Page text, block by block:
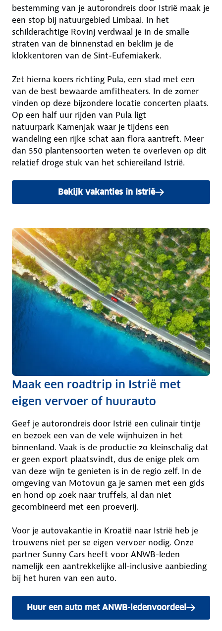
bestemming van je autorondreis door Istrië maak je
een stop bij natuurgebied Limbaai. In het
schilderachtige Rovinj verdwaal je in de smalle
straten van de binnenstad en beklim je de
klokkentoren van de Sint-Eufemiakerk.
Zet hierna koers richting Pula, een stad met een
van de best bewaarde amfitheaters. In de zomer
vinden op deze bijzondere locatie concerten plaats.
Op een half uur rijden van Pula ligt
natuurpark Kamenjak waar je tijdens een
wandeling een rijke schat aan flora aantreft. Meer
dan 550 plantensoorten weten te overleven op dit
relatief droge stuk van het schiereiland Istrië.
Bekijk vakanties in Istrië
Maak een roadtrip in Istrië met
eigen vervoer of huurauto
Geef je autorondreis door Istrië een culinair tintje
en bezoek een van de vele wijnhuizen in het
binnenland. Vaak is de productie zo kleinschalig dat
er geen export plaatsvindt, dus de enige plek om
van deze wijn te genieten is in de regio zelf. In de
omgeving van Motovun ga je samen met een gids
en hond op zoek naar truffels, al dan niet
gecombineerd met een proeverij.
Voor je autovakantie in Kroatië naar Istrië heb je
trouwens niet per se eigen vervoer nodig. Onze
partner Sunny Cars heeft voor ANWB-leden
namelijk een aantrekkelijke all-inclusive aanbieding
bij het huren van een auto.
Huur een auto met ANWB-ledenvoordeel